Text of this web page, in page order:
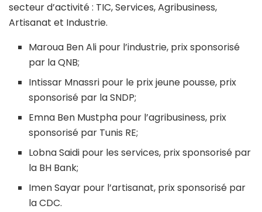
secteur d’activité : TIC, Services, Agribusiness,
Artisanat et Industrie.
Maroua Ben Ali pour l’industrie, prix sponsorisé
par la QNB;
Intissar Mnassri pour le prix jeune pousse, prix
sponsorisé par la SNDP;
Emna Ben Mustpha pour l’agribusiness, prix
sponsorisé par Tunis RE;
Lobna Saidi pour les services, prix sponsorisé par
la BH Bank;
Imen Sayar pour l’artisanat, prix sponsorisé par
la CDC.